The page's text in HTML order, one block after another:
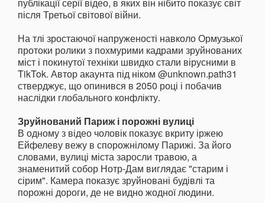
публікації серії відео, в яких він нібито показує світ
після Третьої світової війни.
На тлі зростаючої напруженості навколо Ормузької
протоки ролики з похмурими кадрами зруйнованих
міст і покинутої техніки швидко стали вірусними в
TikTok. Автор акаунта під ніком @unknown.path31
стверджує, що опинився в 2050 році і побачив
наслідки глобального конфлікту.
Зруйнований Париж і порожні вулиці
В одному з відео чоловік показує вкриту іржею
Ейфелеву вежу в спорожнілому Парижі. За його
словами, вулиці міста заросли травою, а
знаменитий собор Нотр-Дам виглядає "старим і
сірим". Камера показує зруйновані будівлі та
порожні дороги, де не видно жодної людини.